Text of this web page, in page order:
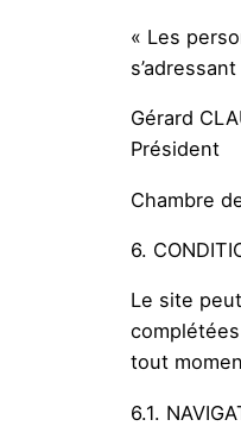
« Les
s’adressant
Gérard
Président
Chambre
6.
Le site
tout
6.1.